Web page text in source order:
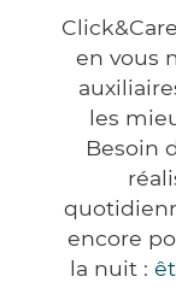
en vous
les
Besoin
encore
la nuit :